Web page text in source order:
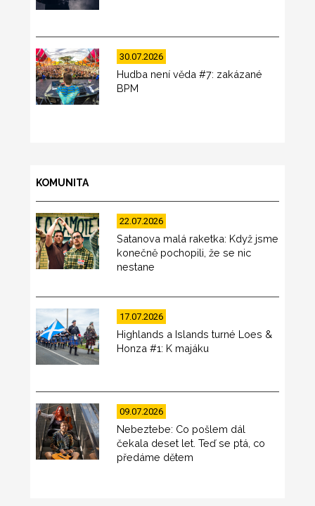
30.07.2026
Hudba není věda #7: zakázané
BPM
KOMUNITA
22.07.2026
Satanova malá raketka: Když jsme
konečně pochopili, že se nic
nestane
17.07.2026
Highlands a Islands turné Loes &
Honza #1: K majáku
09.07.2026
Nebeztebe: Co pošlem dál
čekala deset let. Teď se ptá, co
předáme dětem